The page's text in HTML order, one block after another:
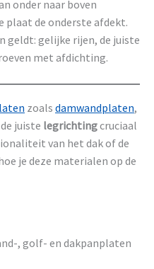
onder naar boven
plaat de onderste afdekt.
geldt: gelijke rijen, de juiste
met afdichting.
zoals damwandplaten,
juiste legrichtingcruciaal
van het dak of de
je deze materialen op de
, golf- en dakpanplaten